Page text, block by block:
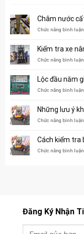
Châm nước
Chức năng bình
Kiểm tra xe
Chức năng bình
Lộc đầu năm
Chức năng bình
Những lưu ý
Chức năng bình
Cách kiểm tra
Chức năng bình
Đăng Ký Nhận